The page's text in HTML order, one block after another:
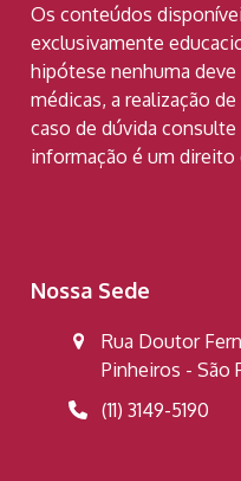
Os conteúdos
exclusivamente
hipótese nenhuma
médicas, a realização
caso de dúvida
informação é um direito
Nossa Sede
Rua Doutor
Pinheiros - São
(11) 3149-5190